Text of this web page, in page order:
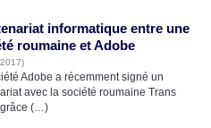
informatique entre une
roumaine et Adobe
Adobe a récemment signé un
avec la société roumaine Trans
(…)